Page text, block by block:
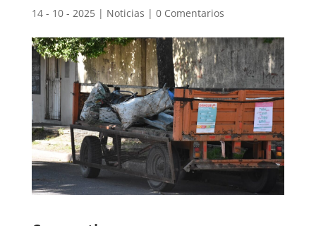
14 - 10 - 2025| Noticias | 0 Comentarios